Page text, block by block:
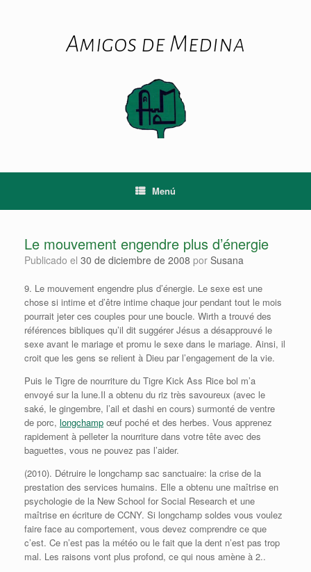
Amigos de Medina
Menú
Le mouvement engendre plus d’énergie
Publicado el 30 de diciembre de 2008 por Susana
9. Le mouvement engendre plus d’énergie. Le sexe est une
chose si intime et d’être intime chaque jour pendant tout le mois
pourrait jeter ces couples pour une boucle. Wirth a trouvé des
références bibliques qu’il dit suggérer Jésus a désapprouvé le
sexe avant le mariage et promu le sexe dans le mariage. Ainsi, il
croit que les gens se relient à Dieu par l’engagement de la vie.
Puis le Tigre de nourriture du Tigre Kick Ass Rice bol m’a
envoyé sur la lune.Il a obtenu du riz très savoureux (avec le
saké, le gingembre, l’ail et dashi en cours) surmonté de ventre
de porc, longchamp œuf poché et des herbes. Vous apprenez
rapidement à pelleter la nourriture dans votre tête avec des
baguettes, vous ne pouvez pas l’aider.
(2010). Détruire le longchamp sac sanctuaire: la crise de la
prestation des services humains. Elle a obtenu une maîtrise en
psychologie de la New School for Social Research et une
maîtrise en écriture de CCNY. Si longchamp soldes vous voulez
faire face au comportement, vous devez comprendre ce que
c’est. Ce n’est pas la météo ou le fait que la dent n’est pas trop
mal. Les raisons vont plus profond, ce qui nous amène à 2..